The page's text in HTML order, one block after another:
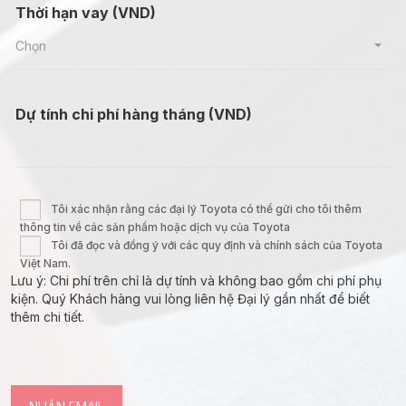
Thời hạn vay (VND)
Chọn
Dự tính chi phí hàng tháng (VND)
Tôi xác nhận rằng các đại lý Toyota có thể gửi cho tôi thêm
thông tin về các sản phẩm hoặc dịch vụ của Toyota
Tôi đã đọc và đồng ý với các quy định và chính sách của Toyota
Việt Nam.
Lưu ý: Chi phí trên chỉ là dự tính và không bao gồm chi phí phụ
kiện. Quý Khách hàng vui lòng liên hệ Đại lý gần nhất để biết
thêm chi tiết.